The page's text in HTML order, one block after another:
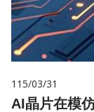
115/03/31
AI晶片在模